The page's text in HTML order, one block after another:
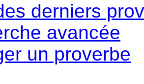
derniers
avancée
un proverbe